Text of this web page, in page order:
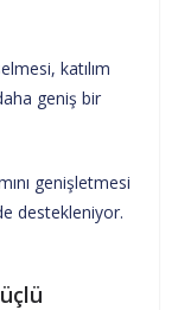
katılım
geniş bir
genişletmesi
destekleniyor.